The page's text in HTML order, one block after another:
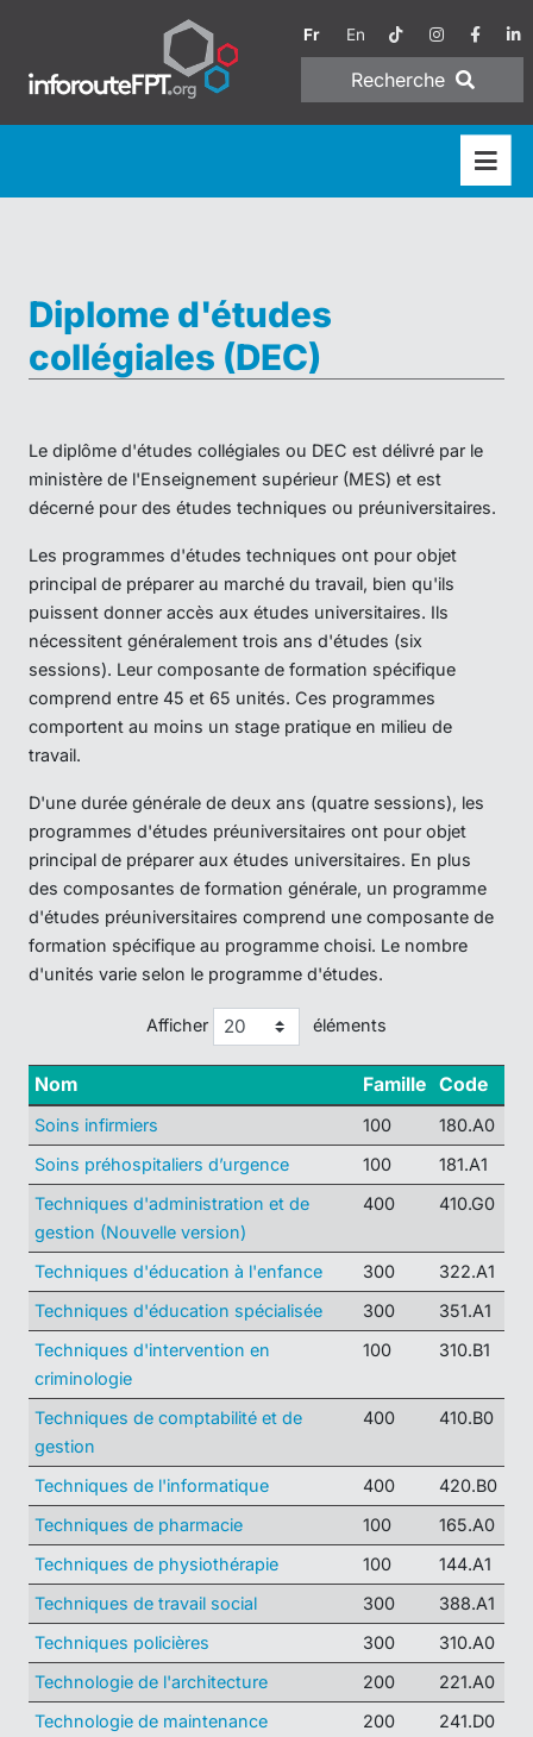
Fr En
Recherche
Diplome d'études
collégiales (DEC)
Le diplôme d'études collégiales ou DEC est délivré par le
ministère de l'Enseignement supérieur (MES) et est
décerné pour des études techniques ou préuniversitaires.
Les programmes d'études techniques ont pour objet
principal de préparer au marché du travail, bien qu'ils
puissent donner accès aux études universitaires. Ils
nécessitent généralement trois ans d'études (six
sessions). Leur composante de formation spécifique
comprend entre 45 et 65 unités. Ces programmes
comportent au moins un stage pratique en milieu de
travail.
D'une durée générale de deux ans (quatre sessions), les
programmes d'études préuniversitaires ont pour objet
principal de préparer aux études universitaires. En plus
des composantes de formation générale, un programme
d'études préuniversitaires comprend une composante de
formation spécifique au programme choisi. Le nombre
d'unités varie selon le programme d'études.
Afficher éléments
Nom Famille Code
Soins infirmiers 100
180.A0
Soins préhospitaliers d’urgence
100
181.A1
Techniques d'administration et de
gestion (Nouvelle version)
400 410.G0
Techniques d'éducation à l'enfance 300
322.A1
Techniques d'éducation spécialisée
300
351.A1
Techniques d'intervention en
criminologie
100 310.B1
Techniques de comptabilité et de
gestion
400 410.B0
Techniques de l'informatique 400
420.B0
Techniques de pharmacie
100
165.A0
Techniques de physiothérapie
100
144.A1
Techniques de travail social
300
388.A1
Techniques policières
300
310.A0
Technologie de l'architecture
200
221.A0
Technologie de maintenance
200 241.D0